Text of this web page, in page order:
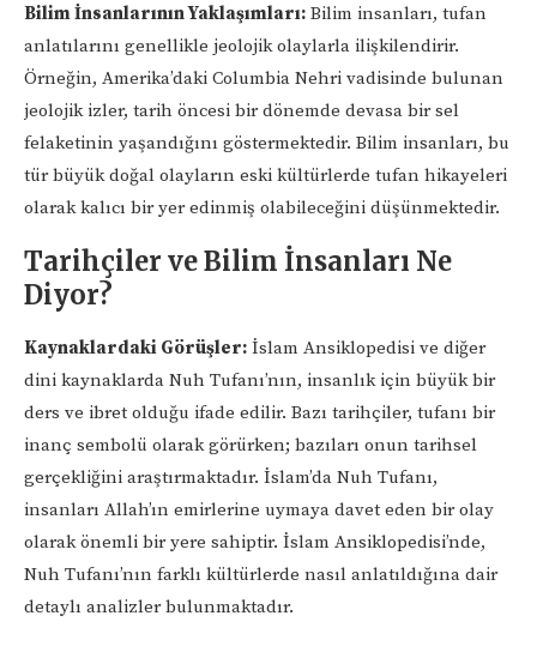
Bilim İnsanlarının Yaklaşımları: Bilim insanları, tufan
anlatılarını genellikle jeolojik olaylarla ilişkilendirir.
Örneğin, Amerika’daki Columbia Nehri vadisinde bulunan
jeolojik izler, tarih öncesi bir dönemde devasa bir sel
felaketinin yaşandığını göstermektedir. Bilim insanları, bu
tür büyük doğal olayların eski kültürlerde tufan hikayeleri
olarak kalıcı bir yer edinmiş olabileceğini düşünmektedir.
Tarihçiler ve Bilim İnsanları Ne
Diyor?
Kaynaklardaki Görüşler: İslam Ansiklopedisi ve diğer
dini kaynaklarda Nuh Tufanı’nın, insanlık için büyük bir
ders ve ibret olduğu ifade edilir. Bazı tarihçiler, tufanı bir
inanç sembolü olarak görürken; bazıları onun tarihsel
gerçekliğini araştırmaktadır. İslam’da Nuh Tufanı,
insanları Allah’ın emirlerine uymaya davet eden bir olay
olarak önemli bir yere sahiptir. İslam Ansiklopedisi’nde,
Nuh Tufanı’nın farklı kültürlerde nasıl anlatıldığına dair
detaylı analizler bulunmaktadır.